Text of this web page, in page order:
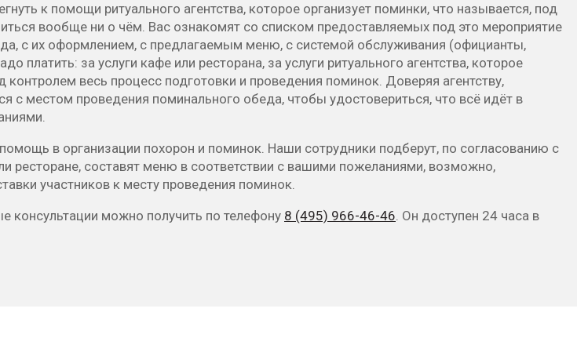
к помощи ритуального агентства, которое организует поминки, что называется, под
вообще ни о чём. Вас ознакомят со списком предоставляемых под это мероприятие
с их оформлением, с предлагаемым меню, с системой обслуживания (официанты,
платить: за услуги кафе или ресторана, за услуги ритуального агентства, которое
контролем весь процесс подготовки и проведения поминок. Доверяя агентству,
с местом проведения поминального обеда, чтобы удостовериться, что всё идёт в
в организации похорон и поминок. Наши сотрудники подберут, по согласованию с
ресторане, составят меню в соответствии с вашими пожеланиями, возможно,
участников к месту проведения поминок.
консультации можно получить по телефону 8 (495) 966-46-46. Он доступен 24 часа в